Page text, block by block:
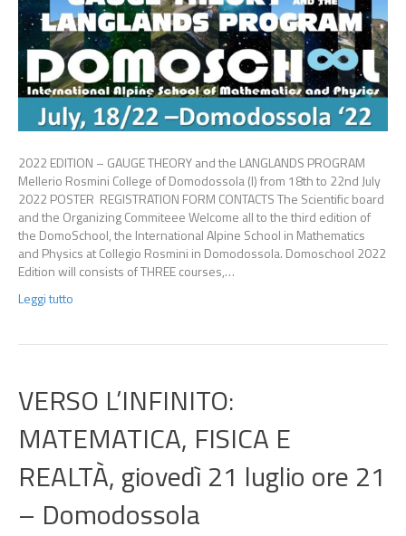
2022 EDITION – GAUGE THEORY and the LANGLANDS PROGRAM
Mellerio Rosmini College of Domodossola (I) from 18th to 22nd July
2022 POSTER REGISTRATION FORM CONTACTS The Scientific board
and the Organizing Commiteee Welcome all to the third edition of
the DomoSchool, the International Alpine School in Mathematics
and Physics at Collegio Rosmini in Domodossola. Domoschool 2022
Edition will consists of THREE courses,…
Leggi tutto
VERSO L’INFINITO:
MATEMATICA, FISICA E
REALTÀ, giovedì 21 luglio ore 21
– Domodossola